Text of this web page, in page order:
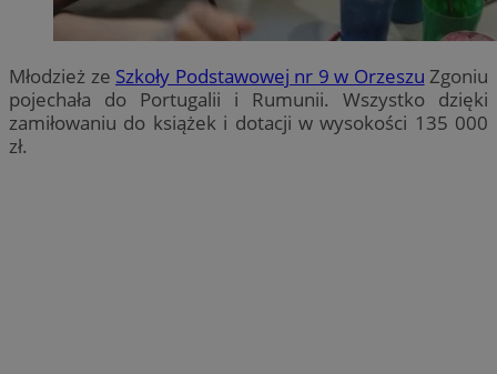
Młodzież ze Szkoły Podstawowej nr 9 w Orzeszu Zgoniu
pojechała do Portugalii i Rumunii. Wszystko dzięki
zamiłowaniu do książek i dotacji w wysokości 135 000
zł.